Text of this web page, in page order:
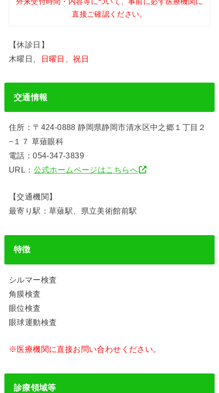
外来受付時間・内容等について、事前に必ず医療機関に
直接ご確認ください。
【休診日】
木曜日、
日曜日、祝日
交通情報
住所：〒424-0888 静岡県静岡市清水区中之郷１丁目２
−１７ 草薙眼科
電話：054-347-3839
URL： 公式ホームページはこちらへ
【交通機関】
最寄り駅：草薙駅、県立美術館前駅
特徴
シルマー検査
角膜検査
眼位検査
眼球運動検査
※医療機関に直接お問い合わせください。
診療領域等